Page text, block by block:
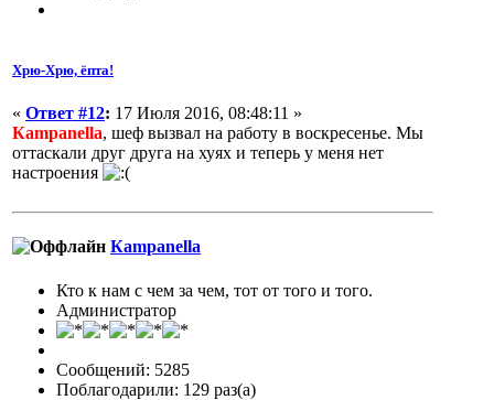
Хрю-Хрю, ёпта!
« Ответ #12: 17 Июля 2016, 08:48:11 »
Кampanella, шеф вызвал на работу в воскресенье. Мы
оттаскали друг друга на хуях и теперь у меня нет
настроения
Кampanella
Кто к нам с чем за чем, тот от того и того.
Администратор
Сообщений: 5285
Поблагодарили: 129 раз(а)